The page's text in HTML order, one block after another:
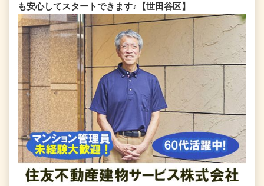
も安心してスタートできます♪【世田谷区】